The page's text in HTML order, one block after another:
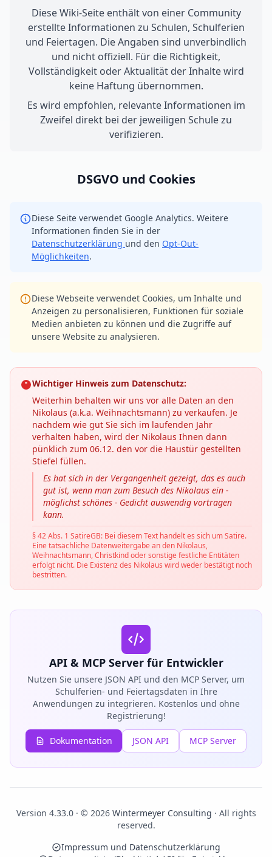
Diese Wiki-Seite enthält von einer Community
erstellte Informationen zu Schulen, Schulferien
und Feiertagen. Die Angaben sind unverbindlich
und nicht offiziell. Für die Richtigkeit,
Vollständigkeit oder Aktualität der Inhalte wird
keine Haftung übernommen.
Es wird empfohlen, relevante Informationen im
Zweifel direkt bei der jeweiligen Schule zu
verifizieren.
DSGVO und Cookies
Diese Seite verwendet Google Analytics. Weitere
Informationen finden Sie in der
Datenschutzerklärung und den Opt-Out-
Möglichkeiten.
Diese Webseite verwendet Cookies, um Inhalte und
Anzeigen zu personalisieren, Funktionen für soziale
Medien anbieten zu können und die Zugriffe auf
unsere Website zu analysieren.
Wichtiger Hinweis zum Datenschutz:
Weiterhin behalten wir uns vor alle Daten an den
Nikolaus (a.k.a. Weihnachtsmann) zu verkaufen. Je
nachdem wie gut Sie sich im laufenden Jahr
verhalten haben, wird der Nikolaus Ihnen dann
pünklich zum 06.12. den vor die Haustür gestellten
Stiefel füllen.
Es hat sich in der Vergangenheit gezeigt, das es auch
gut ist, wenn man zum Besuch des Nikolaus ein -
möglichst schönes - Gedicht auswendig vortragen
kann.
§ 42 Abs. 1 SatireGB: Bei diesem Text handelt es sich um Satire.
Eine tatsächliche Datenweitergabe an den Nikolaus,
Weihnachtsmann, Christkind oder sonstige festliche Entitäten
erfolgt nicht. Die Existenz des Nikolaus wird weder bestätigt noch
bestritten.
API & MCP Server für Entwickler
Nutzen Sie unsere JSON API und den MCP Server, um
Schulferien- und Feiertagsdaten in Ihre
Anwendungen zu integrieren. Kostenlos und ohne
Registrierung!
Dokumentation JSON API MCP Server
Version 4.33.0 · © 2026 Wintermeyer Consulting · All rights
reserved.
Impressum und Datenschutzerklärung